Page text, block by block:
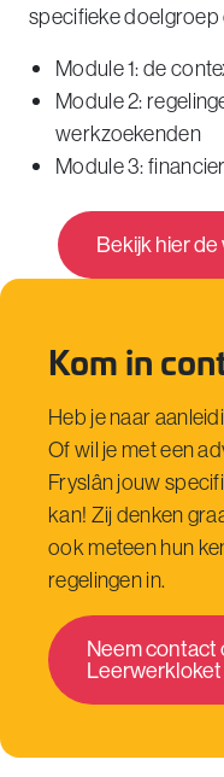
specifieke doelgroep
Module 1: de
Module 2:
werkzoekenden
Module 3:
Bekijk hier
Kom in
Heb je naar
Of wil je met een
Fryslân jouw
kan! Zij denken
ook meteen hun
regelingen in.
Neem contact
Leerwerkloket